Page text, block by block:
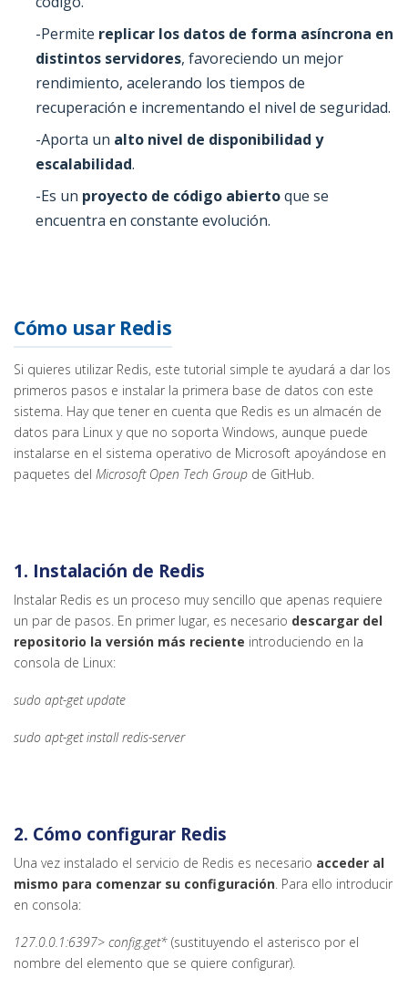
-Permite replicar los datos de forma asíncrona en
distintos servidores, favoreciendo un mejor
rendimiento, acelerando los tiempos de
recuperación e incrementando el nivel de seguridad.
-Aporta un alto nivel de disponibilidad y
escalabilidad.
-Es un proyecto de código abiertoque se
encuentra en constante evolución.
Cómo usar Redis
Si quieres utilizar Redis, este tutorial simple te ayudará a dar los
primeros pasos e instalar la primera base de datos con este
sistema. Hay que tener en cuenta que Redis es un almacén de
datos para Linux y que no soporta Windows, aunque puede
instalarse en el sistema operativo de Microsoft apoyándose en
paquetes del Microsoft Open Tech Group de GitHub.
1. Instalación de Redis
Instalar Redis es un proceso muy sencillo que apenas requiere
un par de pasos. En primer lugar, es necesario descargar del
repositorio la versión más reciente introduciendo en la
consola de Linux:
sudo apt-get update
sudo apt-get install redis-server
2. Cómo configurar Redis
Una vez instalado el servicio de Redis es necesario acceder al
mismo para comenzar su configuración. Para ello introducir
en consola:
127.0.0.1:6397> config.get* (sustituyendo el asterisco por el
nombre del elemento que se quiere configurar).